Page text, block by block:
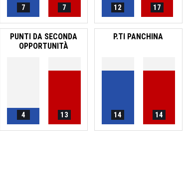
7 7 12 17
PUNTI DA SECONDA
OPPORTUNITÀ
4 13
P.TI PANCHINA
14 14